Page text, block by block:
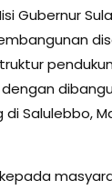
Gubernur
Salulebbo,